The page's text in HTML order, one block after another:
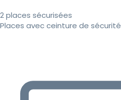
2 places sécurisées
Places avec ceinture de sécurité